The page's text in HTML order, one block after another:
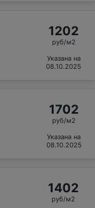
1202
руб/м2
Указана на
08.10.2025
1702
руб/м2
Указана на
08.10.2025
1402
руб/м2